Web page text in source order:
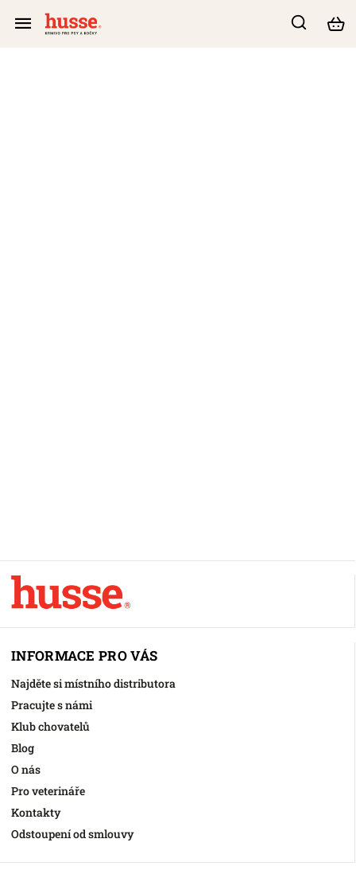
INFORMACE PRO VÁS
Najděte si místního distributora
Pracujte s námi
Klub chovatelů
Blog
O nás
Pro veterináře
Kontakty
Odstoupení od smlouvy
INSTAGRAM